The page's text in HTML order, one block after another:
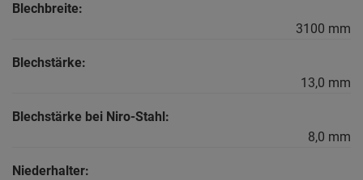
Blechbreite:
3100 mm
Blechstärke:
13,0 mm
Blechstärke bei Niro-Stahl:
8,0 mm
Niederhalter: